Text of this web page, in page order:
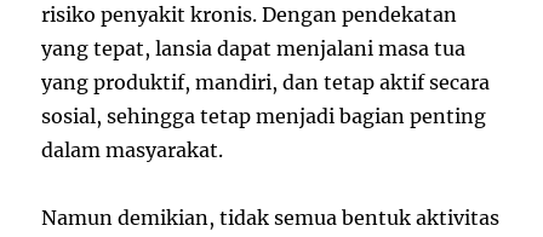
risiko penyakit kronis. Dengan pendekatan
yang tepat, lansia dapat menjalani masa tua
yang produktif, mandiri, dan tetap aktif secara
sosial, sehingga tetap menjadi bagian penting
dalam masyarakat.
Namun demikian, tidak semua bentuk aktivitas